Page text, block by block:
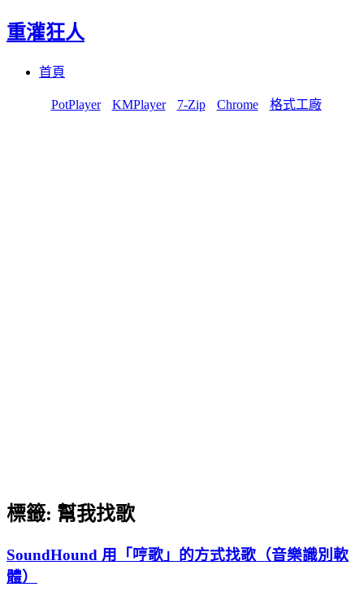
重灌狂人
首頁
PotPlayer KMPlayer 7-Zip Chrome 格式工廠
標籤: 幫我找歌
SoundHound 用「哼歌」的方式找歌（音樂識別軟
體）